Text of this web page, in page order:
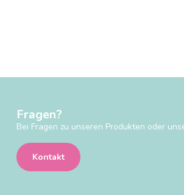
Fragen?
Bei Fragen zu unseren Produkten oder
Kontakt